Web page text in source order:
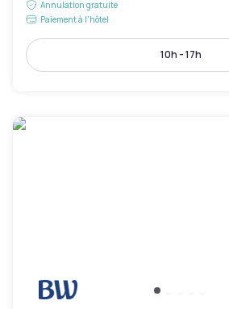
Annulation gratuite
Paiement à l'hôtel
10h - 17h